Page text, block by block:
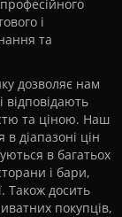
і
та
дозволяє нам
відповідають
та ціною. Наш
діапазоні цін
в багатьох
і бари,
Також досить
покупців,